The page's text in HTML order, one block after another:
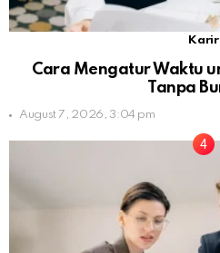
Karir
Cara Mengatur Waktu
Tanpa
August 7, 2026, 3:04 pm